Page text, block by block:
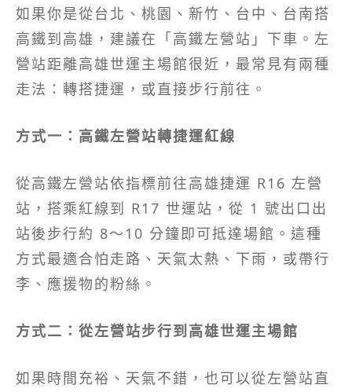
如果你是從台北、桃園、新竹、台中、台南搭
高鐵到高雄，建議在「高鐵左營站」下車。左
營站距離高雄世運主場館很近，最常見有兩種
走法：轉搭捷運，或直接步行前往。
方式一：高鐵左營站轉捷運紅線
從高鐵左營站依指標前往高雄捷運 R16 左營
站，搭乘紅線到 R17 世運站，從 1 號出口出
站後步行約 8～10 分鐘即可抵達場館。這種
方式最適合怕走路、天氣太熱、下雨，或帶行
李、應援物的粉絲 。
方式二：從左營站步行到高雄世運主場館
如果時間充裕、天氣不錯，也可以從左營站直